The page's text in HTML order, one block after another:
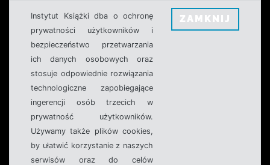
Instytut Książki dba o ochronę
prywatności użytkowników i
bezpieczeństwo przetwarzania
ich danych osobowych oraz
stosuje odpowiednie rozwiązania
technologiczne zapobiegające
ingerencji osób trzecich w
prywatność użytkowników.
Używamy także plików cookies,
by ułatwić korzystanie z naszych
serwisów oraz do celów
ZAMKNIJ